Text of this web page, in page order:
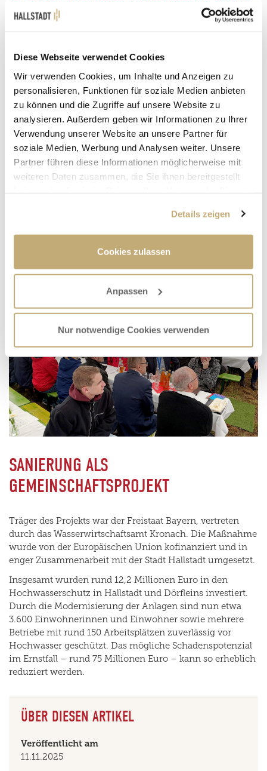
Diese Webseite verwendet Cookies
Wir verwenden Cookies, um Inhalte und Anzeigen zu
personalisieren, Funktionen für soziale Medien anbieten
zu können und die Zugriffe auf unsere Website zu
analysieren. Außerdem geben wir Informationen zu Ihrer
Verwendung unserer Website an unsere Partner für
soziale Medien, Werbung und Analysen weiter. Unsere
Partner führen diese Informationen möglicherweise mit
weiteren Daten zusammen, die Sie ihnen bereitgestellt
Details zeigen
Cookies zulassen
Anpassen
Nur notwendige Cookies verwenden
AUSREICHEND
Mit der Sanierung der Hochwasserschutzanlagen in
Schwachstellen behoben und der Schutz auf den
neuesten Stand gebracht. Die bisherigen Deiche aus den
Jahren 1971 und 1975 boten keinen ausreichenden Schutz
mehr, um einem 100-jährigen Hochwasserereignis –
einschließlich eines Klimazuschlags von 15 Prozent –
standzuhalten.
Zwischen 2021 und 2025 wurden daher umfangreiche
Ertüchtigungs- und Ergänzungsmaßnahmen
durchgeführt. Die Deiche wurden auf eine Höhe von
Hochwasserschutzmauern errichtet und sechs
Pumpwerke für die Binnenentwässerung installiert.
Zudem entstanden Deichverteidigungswege.
SANIERUNG ALS
GEMEINSCHAFTSPROJEKT
Träger des Projekts war der Freistaat Bayern, vertreten
durch das Wasserwirtschaftsamt Kronach. Die Maßnahme
wurde von der Europäischen Union kofinanziert und in
enger Zusammenarbeit mit der Stadt Hallstadt umgesetzt.
Insgesamt wurden rund 12,2 Millionen Euro in den
Hochwasserschutz in Hallstadt und Dörfleins investiert.
Durch die Modernisierung der Anlagen sind nun etwa
3.600 Einwohnerinnen und Einwohner sowie mehrere
Betriebe mit rund 150 Arbeitsplätzen zuverlässig vor
Hochwasser geschützt. Das mögliche Schadenspotenzial
im Ernstfall – rund 75 Millionen Euro – kann so erheblich
reduziert werden.
ÜBER DIESEN ARTIKEL
Veröffentlicht am
11.11.2025